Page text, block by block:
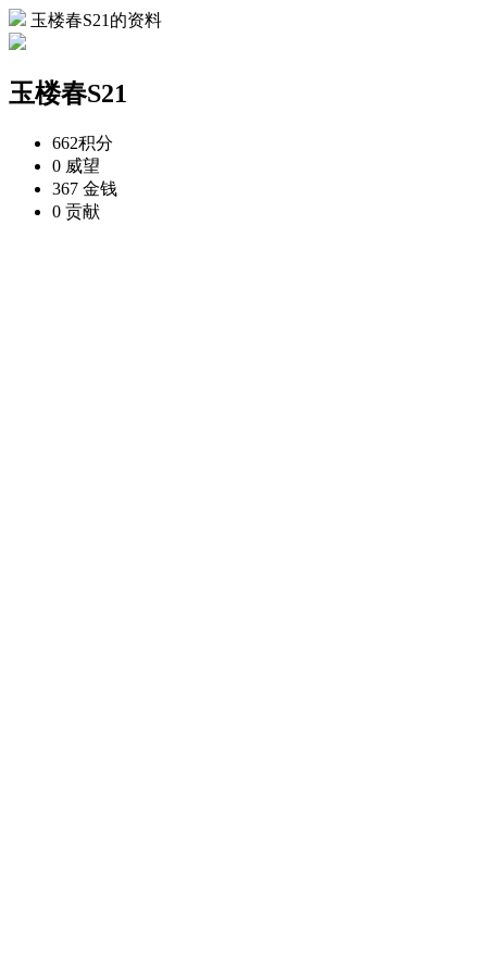
玉楼春S21的资料
玉楼春S21
662积分
0 威望
367 金钱
0 贡献